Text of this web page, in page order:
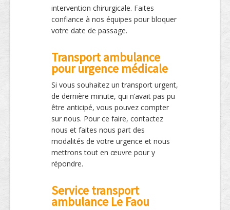
intervention chirurgicale. Faites
confiance à nos équipes pour bloquer
votre date de passage.
Transport ambulance
pour urgence médicale
Si vous souhaitez un transport urgent,
de dernière minute, qui n’avait pas pu
être anticipé, vous pouvez compter
sur nous. Pour ce faire, contactez
nous et faites nous part des
modalités de votre urgence et nous
mettrons tout en œuvre pour y
répondre.
Service transport
ambulance Le Faou